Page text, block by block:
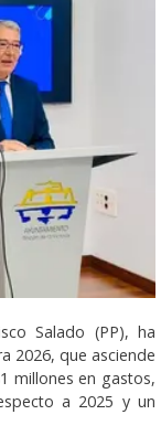
Salado (PP), ha
2026, que asciende
millones en gastos,
a 2025 y un